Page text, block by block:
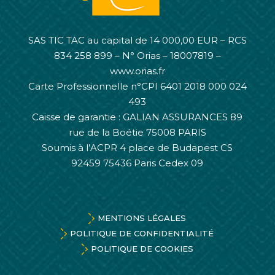
SAS TIC TAC au capital de 14 000,00 EUR – RCS
834 258 899 – N° Orias – 18007819 –
www.orias.fr
Carte Professionnelle n°CPI 6401 2018 000 024
493
Caisse de garantie : GALIAN ASSURANCES 89
rue de la Boétie 75008 PARIS
Soumis à l’ACPR 4 place de Budapest CS
92459 75436 Paris Cedex 09
MENTIONS LÉGALES
POLITIQUE DE CONFIDENTIALITÉ
POLITIQUE DE COOKIES